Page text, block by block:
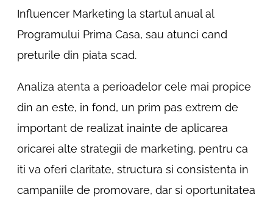
Influencer Marketing la startul anual al
Programului Prima Casa, sau atunci cand
preturile din piata scad.
Analiza atenta a perioadelor cele mai propice
din an este, in fond, un prim pas extrem de
important de realizat inainte de aplicarea
oricarei alte strategii de marketing, pentru ca
iti va oferi claritate, structura si consistenta in
campaniile de promovare, dar si oportunitatea